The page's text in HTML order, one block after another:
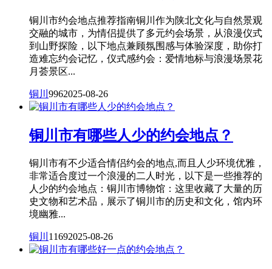
铜川市约会地点推荐指南铜川作为陕北文化与自然景观
交融的城市，为情侣提供了多元约会场景，从浪漫仪式
到山野探险，以下地点兼顾氛围感与体验深度，助你打
造难忘约会记忆，仪式感约会：爱情地标与浪漫场景花
月荟景区...
铜川 9962025-08-26
铜川市有哪些人少的约会地点？
铜川市有不少适合情侣约会的地点,而且人少环境优雅，
非常适合度过一个浪漫的二人时光，以下是一些推荐的
人少的约会地点：铜川市博物馆：这里收藏了大量的历
史文物和艺术品，展示了铜川市的历史和文化，馆内环
境幽雅...
铜川 11692025-08-26